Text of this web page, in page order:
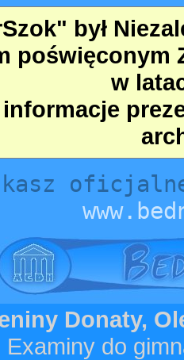
był
poświęconym
w
Donaty,
Examiny do